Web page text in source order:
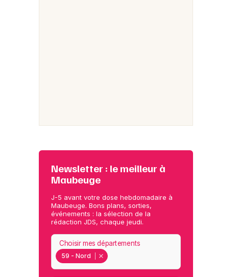
Newsletter : le meilleur à
Maubeuge
J-5 avant votre dose hebdomadaire à
Maubeuge. Bons plans, sorties,
événements : la sélection de la
rédaction JDS, chaque jeudi.
59 - Nord
Choisir mes départements